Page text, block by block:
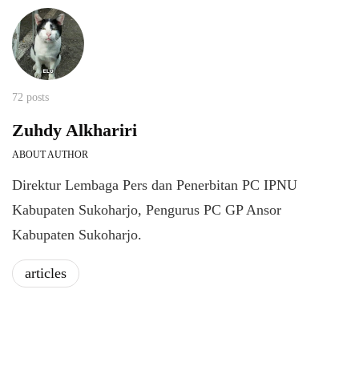
72 posts
Zuhdy Alkhariri
ABOUT AUTHOR
Direktur Lembaga Pers dan Penerbitan PC IPNU
Kabupaten Sukoharjo, Pengurus PC GP Ansor
Kabupaten Sukoharjo.
articles